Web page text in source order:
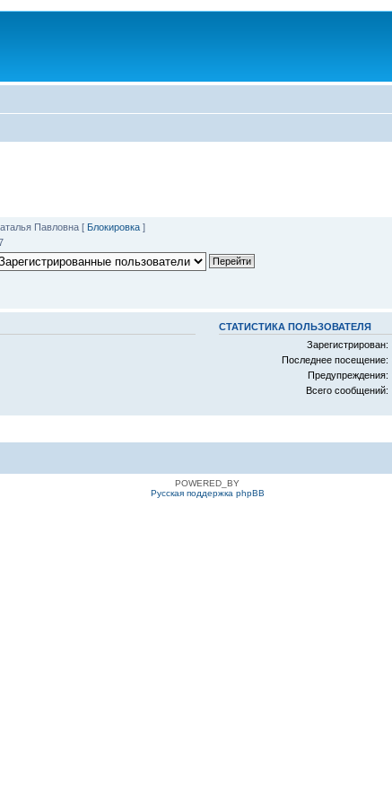
Павловна [ Блокировка ]
СТАТИСТИКА ПОЛЬЗОВАТЕЛЯ
Зарегистрирован:
Последнее посещение:
Предупреждения:
Всего сообщений:
POWERED_BY
Русская поддержка phpBB